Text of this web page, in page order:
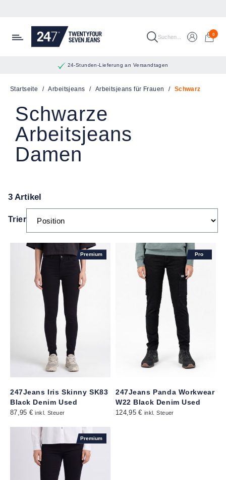
Suchen... 0
24-Stunden-Lieferung an Versandtagen
Startseite / Arbeitsjeans / Arbeitsjeans für Frauen / Schwarz
Schwarze
Arbeitsjeans
Damen
3 Artikel
Trier
Premium
247Jeans Iris Skinny SK83
Black Denim Used
87,95 €inkl. Steuer
Pro
247Jeans Panda Workwear
W22 Black Denim Used
124,95 € inkl. Steuer
Premium